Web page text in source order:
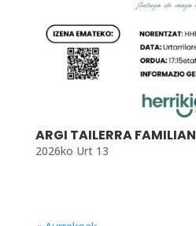
ARGI TAILERRA FAMILIAN
2026ko Urt 13